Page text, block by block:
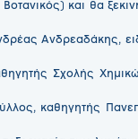
και θα
Ανδρεαδάκης,
Σχολής
καθηγητής